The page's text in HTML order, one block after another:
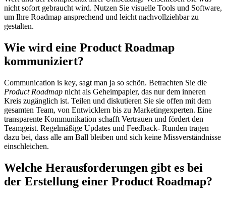
nicht sofort gebraucht wird. Nutzen Sie visuelle Tools und Software,
um Ihre Roadmap ansprechend und leicht nachvollziehbar zu
gestalten.
Wie wird eine Product Roadmap
kommuniziert?
Communication is key, sagt man ja so schön. Betrachten Sie die
Product Roadmap nicht als Geheimpapier, das nur dem inneren
Kreis zugänglich ist. Teilen und diskutieren Sie sie offen mit dem
gesamten Team, von Entwicklern bis zu Marketingexperten. Eine
transparente Kommunikation schafft Vertrauen und fördert den
Teamgeist. Regelmäßige Updates und Feedback- Runden tragen
dazu bei, dass alle am Ball bleiben und sich keine Missverständnisse
einschleichen.
Welche Herausforderungen gibt es bei
der Erstellung einer Product Roadmap?